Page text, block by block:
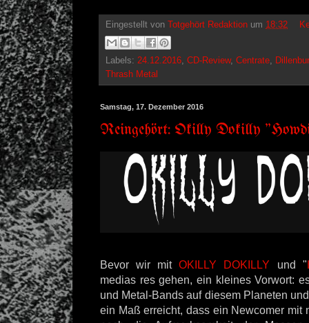
Eingestellt von Totgehört Redaktion um 18:32
Labels: 24.12.2016, CD-Review, Centrate,
Thrash Metal
Samstag, 17. Dezember 2016
Reingehört: Okilly Dokilly
Bevor wir mitOKILLY DOKILLY und "
medias res gehen, ein kleines Vorwort:
und Metal-Bands auf diesem Planeten
ein Maß erreicht, dass ein Newcomer mit